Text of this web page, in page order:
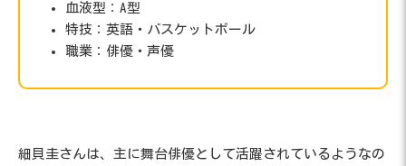
血液型：A型
特技：英語・バスケットボール
職業：俳優・声優
細貝圭さんは、主に舞台俳優として活躍されているようなの